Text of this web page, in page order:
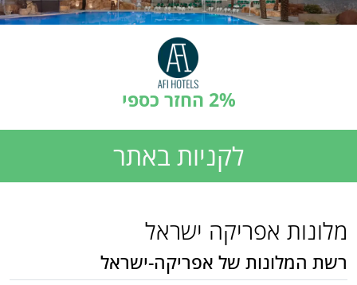
2% החזר כספי
לקניות באתר
מלונות אפריקה ישראל‎
רשת המלונות של אפריקה-ישראל